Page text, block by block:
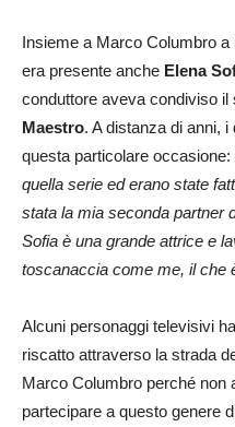
Insieme a Marco Columbro
era presente anche Elena
conduttore aveva condiviso
Maestro. A distanza di anni,
questa particolare occasione:
quella serie ed erano state
stata la mia seconda partner
Sofia è una grande attrice e
toscanaccia come me, il che
Alcuni personaggi televisivi
riscatto attraverso la strada
Marco Columbro perché non
partecipare a questo genere